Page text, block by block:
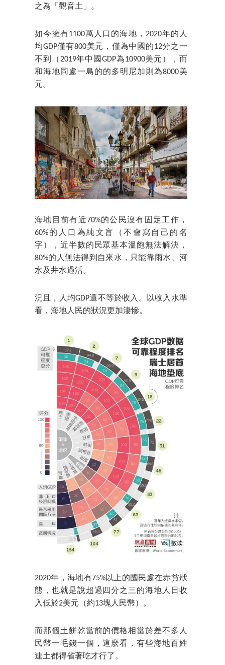
之為「觀音土」。
如今擁有1100萬人口的海地，2020年的人
均GDP僅有800美元，僅為中國的12分之一
不到（2019年中國GDP為10900美元），而
和海地同處一島的的多明尼加則為8000美
元。
海地目前有近70%的公民沒有固定工作，
60%的人口為純文盲（不會寫自己的名
字），近半數的民眾基本溫飽無法解決，
80%的人無法得到自來水，只能靠雨水、河
水及井水過活。
況且，人均GDP還不等於收入。以收入水準
看，海地人民的狀況更加淒慘。
2020年，海地有75%以上的國民處在赤貧狀
態，也就是說超過四分之三的海地人日收
入低於2美元（約13塊人民幣）。
而那個土餅乾當前的價格相當於差不多人
民幣一毛錢一個，這麼看，有些海地百姓
連土都得省著吃才行了。